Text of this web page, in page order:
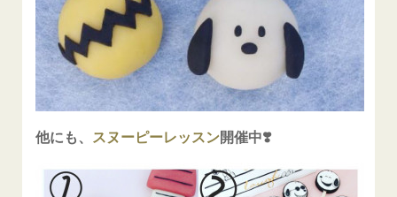
他にも、 スヌーピーレッスン開催中❣️